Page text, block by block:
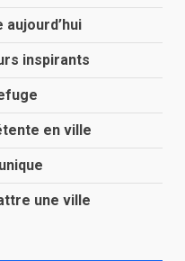
inspirants
en ville
une ville